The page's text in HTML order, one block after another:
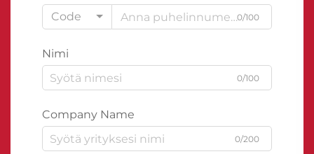
Code
0/100
Nimi
0/100
Company Name
0/200